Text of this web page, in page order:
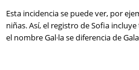
Esta incidencia se puede ver, por
niñas. Así, el registro de Sofia
el nombre Gal·la se diferencia de